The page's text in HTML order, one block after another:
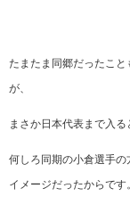
たまたま同郷だったこ
が、
まさか日本代表まで入る
何しろ同期の小倉選手
イメージだったからです。